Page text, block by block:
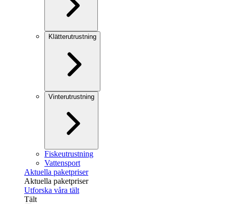
Klätterutrustning
Vinterutrustning
Fiskeutrustning
Vattensport
Aktuella paketpriser
Aktuella paketpriser
Utforska våra tält
Tält